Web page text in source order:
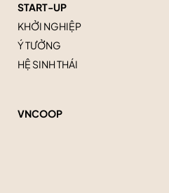
START-UP
KHỞI NGHIỆP
Ý TƯỞNG
HỆ SINH THÁI
VNCOOP